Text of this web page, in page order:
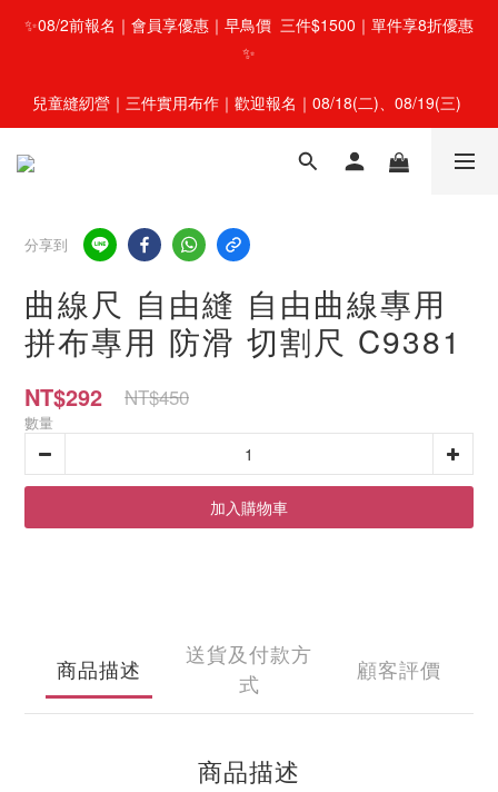
✨08/2前報名｜會員享優惠｜早鳥價  三件$1500｜單件享8折優惠
✨
兒童縫紉營｜三件實用布作｜歡迎報名｜08/18(二)、08/19(三)
分享到
曲線尺 自由縫 自由曲線專用
拼布專用 防滑 切割尺 C9381
NT$292 NT$450
數量
加入購物車
商品描述
送貨及付款方
式
顧客評價
商品描述